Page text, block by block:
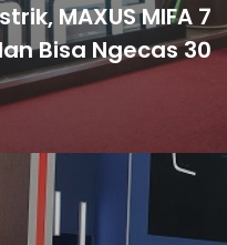
MAXUS MIFA 7
Bisa Ngecas 30